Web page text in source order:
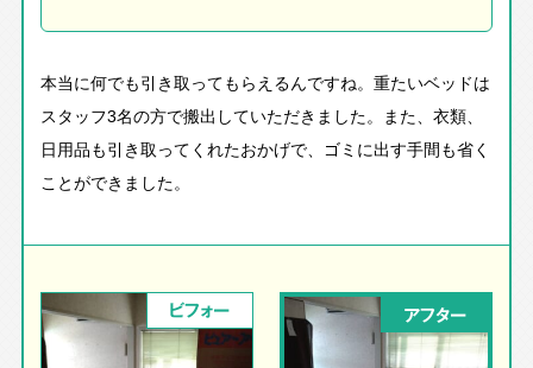
本当に何でも引き取ってもらえるんですね。重たいベッドは
スタッフ3名の方で搬出していただきました。また、衣類、
日用品も引き取ってくれたおかげで、ゴミに出す手間も省く
ことができました。
ビフォー アフター